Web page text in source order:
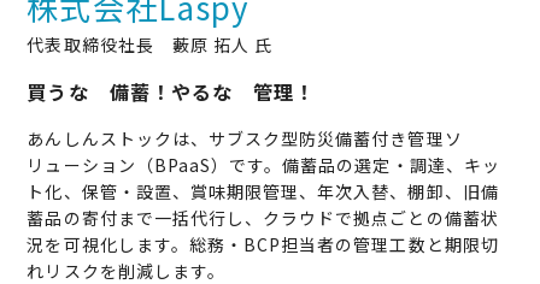
代表取締役社長 藪原 拓人 氏
買うな 備蓄！やるな 管理！
あんしんストックは、サブスク型防災備蓄付き管理ソ
リューション（BPaaS）です。備蓄品の選定・調達、キッ
ト化、保管・設置、賞味期限管理、年次入替、棚卸、旧備
蓄品の寄付まで一括代行し、クラウドで拠点ごとの備蓄状
況を可視化します。総務・BCP担当者の管理工数と期限切
れリスクを削減します。